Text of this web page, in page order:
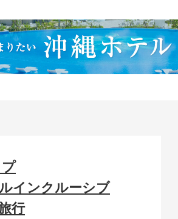
インクルーシブ
行